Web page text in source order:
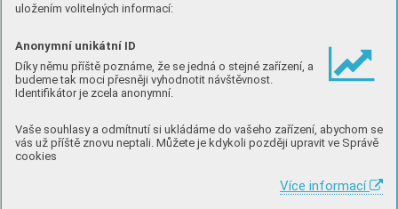
uložením volitelných informací:
Anonymní unikátní ID
Díky němu příště poznáme, že se jedná o stejné zařízení, a
budeme tak moci přesněji vyhodnotit návštěvnost.
Identifikátor je zcela anonymní.
Vaše souhlasy a odmítnutí si ukládáme do vašeho zařízení, abychom se
vás už příště znovu neptali. Můžete je kdykoli později upravit ve Správě
cookies
Více informací